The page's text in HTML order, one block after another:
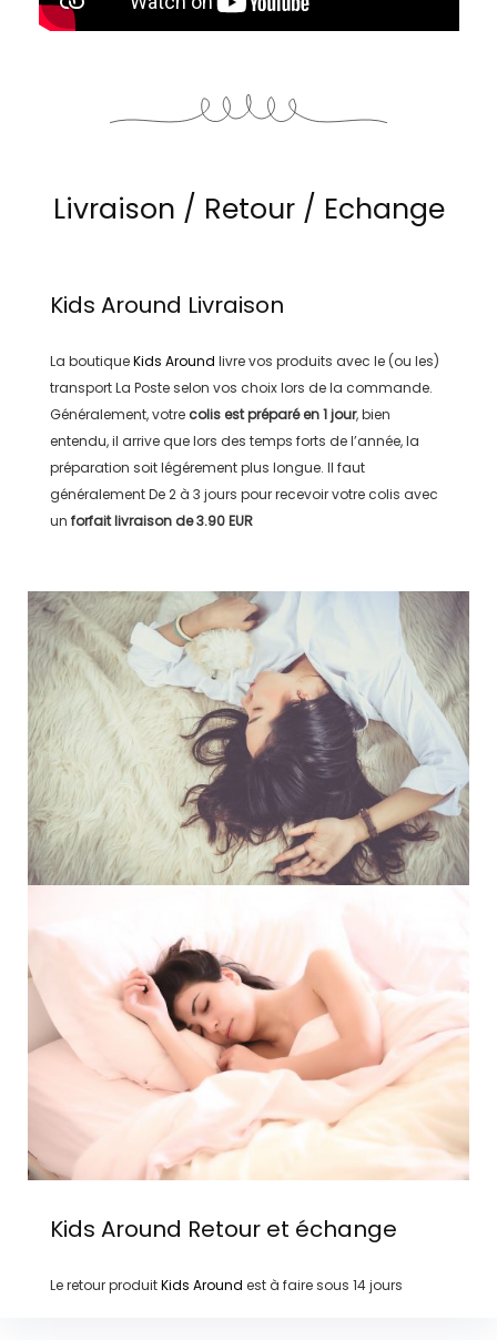
Livraison / Retour / Echange
Kids Around Livraison
La boutiqueKids Around livre vos produits avec le (ou les)
transportLa Posteselon vos choix lors de la commande.
Généralement, votre colis est préparé en1 jour, bien
entendu, il arrive que lors des temps forts de l’année, la
préparation soit légérement plus longue. Il faut
généralementDe 2 à 3 jours pour recevoir votre colis avec
un forfait livraison de3.90 EUR
Kids Around Retour et échange
Le retour produitKids Around est à faire sous 14 jours